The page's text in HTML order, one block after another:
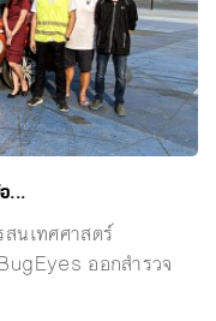
...
นเทศศาสตร์
ออกสำรวจ